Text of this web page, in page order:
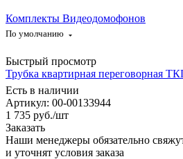
Комплекты Видеодомофонов
По умолчанию
Быстрый просмотр
Трубка квартирная переговорная
Есть в наличии
Артикул: 00-00133944
1 735 руб./шт
Заказать
Наши менеджеры обязательно
и уточнят условия заказа